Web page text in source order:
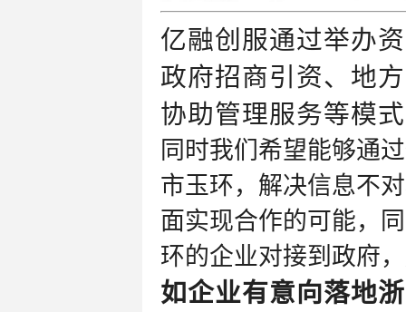
亿融创服通过举办
政府招商引资、地
协助管理服务等模
同时我们希望能够通
市玉环，解决信息不
面实现合作的可能，
环的企业对接到政府
如企业有意向落地